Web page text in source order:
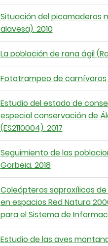
Situación del picamaderos
alavesa). 2010
La población de rana ágil
Fototrampeo de carnívoros
Estudio del estado de
especial conservación de
(ES2110004). 2017
Seguimiento de las
Gorbeia. 2018
Coleópteros saproxílicos
en espacios Red Natura
para el Sistema de
Estudio de las aves